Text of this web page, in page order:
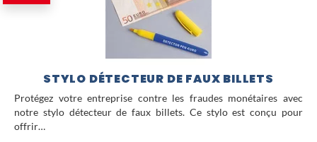
STYLO DÉTECTEUR DE FAUX BILLETS
Protégez votre entreprise contre les fraudes monétaires avec
notre stylo détecteur de faux billets. Ce stylo est conçu pour
offrir…